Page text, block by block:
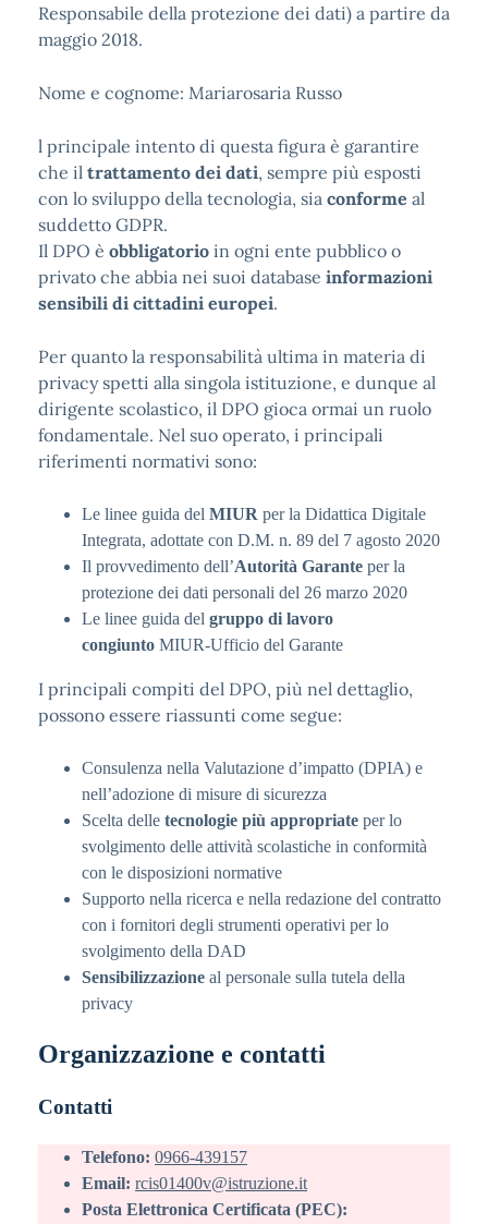
Responsabile della protezione dei dati) a partire da
maggio 2018.
Nome e cognome: Mariarosaria Russo
l principale intento di questa figura è garantire
che il trattamento dei dati, sempre più esposti
con lo sviluppo della tecnologia, sia conforme al
suddetto GDPR.
Il DPO è obbligatorio in ogni ente pubblico o
privato che abbia nei suoi database informazioni
sensibili di cittadini europei.
Per quanto la responsabilità ultima in materia di
privacy spetti alla singola istituzione, e dunque al
dirigente scolastico, il DPO gioca ormai un ruolo
fondamentale. Nel suo operato, i principali
riferimenti normativi sono:
Le linee guida del MIUR per la Didattica Digitale
Integrata, adottate con D.M. n. 89 del 7 agosto 2020
Il provvedimento dell’Autorità Garante per la
protezione dei dati personali del 26 marzo 2020
Le linee guida del gruppo di lavoro
congiunto MIUR-Ufficio del Garante
I principali compiti del DPO, più nel dettaglio,
possono essere riassunti come segue:
Consulenza nella Valutazione d’impatto (DPIA) e
nell’adozione di misure di sicurezza
Scelta delle tecnologie più appropriate per lo
svolgimento delle attività scolastiche in conformità
con le disposizioni normative
Supporto nella ricerca e nella redazione del contratto
con i fornitori degli strumenti operativi per lo
svolgimento della DAD
Sensibilizzazione al personale sulla tutela della
privacy
Organizzazione e contatti
Contatti
Telefono: 0966-439157
Email: rcis01400v@istruzione.it
Posta Elettronica Certificata (PEC):